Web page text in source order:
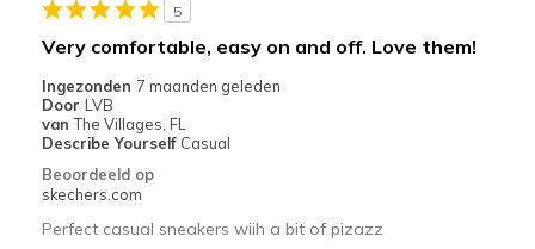
Beste toepassingen
Casual Wear
Going Out
Travel
Width
Sizing
Feels true to size
5
Very comfortable, easy on and off. Love them!
Ingezonden 7 maanden geleden
Door LVB
van The Villages, FL
Describe Yourself Casual
Beoordeeld op
skechers.com
Perfect casual sneakers wiih a bit of pizazz